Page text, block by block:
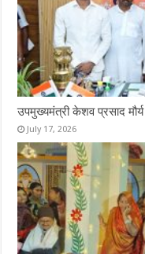
उपमुख्यमंत्री केशव प्रसाद मौर्य
July 17, 2026